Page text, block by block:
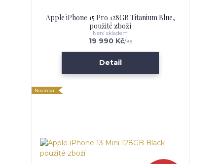
Apple iPhone 15 Pro 128GB Titanium Blue,
použité zboží
19 990 Kč/ks
Není skladem
Detail
Novinka